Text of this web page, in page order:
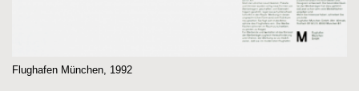
Flughafen München, 1992